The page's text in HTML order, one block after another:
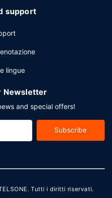
support
lingue
Newsletter
and special offers!
Subscribe
. Tutti i diritti riservati.